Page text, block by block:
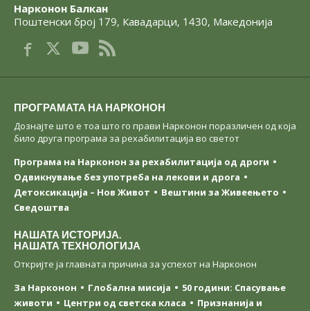
Нарконон Балкан
Поштенски број 179, Кавадарци, 1430, Македонија
ПРОГРАМАТА НА НАРКОНОН
Дознајте што е тоа што го прави Нарконон поразличен од која
било друга програма за рехабилитација во светот
Програма на Нарконон за рехабилитација од дроги
Одвикнување без употреба на лекови и дрога
Детоксикација – Нов Живот
Вештини за Живеењетo
Сведоштва
НАШАТА ИСТОРИЈА.
НАШАТА ТЕХНОЛОГИЈА
Откријте ја главната причина за успехот на Нарконон
За Нарконон
Глобална мисија
50 години: Спасување
животи
Центри од светска класa
Признанија и